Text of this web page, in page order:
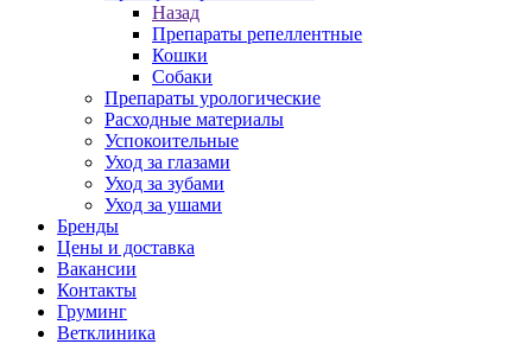
Назад
Препараты репеллентные
Кошки
Собаки
Препараты урологические
Расходные материалы
Успокоительные
Уход за глазами
Уход за зубами
Уход за ушами
Бренды
Цены и доставка
Вакансии
Контакты
Груминг
Ветклиника